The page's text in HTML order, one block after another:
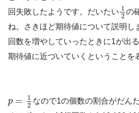
回失敗したようです。だいたい 1
2
の
ね。さきほど期待値について説明し
回数を増やしていったときに1が出
期待値に近づいていくということを
p =
1
2
なので1の個数の割合がだん